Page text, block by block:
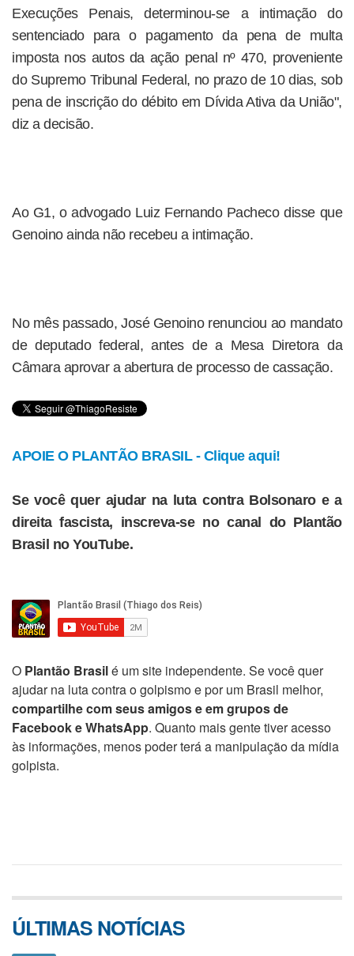
Execuções Penais, determinou-se a intimação do
sentenciado para o pagamento da pena de multa
imposta nos autos da ação penal nº 470, proveniente
do Supremo Tribunal Federal, no prazo de 10 dias, sob
pena de inscrição do débito em Dívida Ativa da União",
diz a decisão.
Ao G1, o advogado Luiz Fernando Pacheco disse que
Genoino ainda não recebeu a intimação.
No mês passado, José Genoino renunciou ao mandato
de deputado federal, antes de a Mesa Diretora da
Câmara aprovar a abertura de processo de cassação.
APOIE O PLANTÃO BRASIL - Clique aqui!
Se você quer ajudar na luta contra Bolsonaro e a
direita fascista, inscreva-se no canal do Plantão
Brasil no YouTube.
O Plantão Brasilé um site independente. Se você quer
ajudar na luta contra o golpismo e por um Brasil melhor,
compartilhe com seus amigos e em grupos de
Facebook e WhatsApp. Quanto mais gente tiver acesso
às informações, menos poder terá a manipulação da mídia
golpista.
ÚLTIMAS NOTÍCIAS